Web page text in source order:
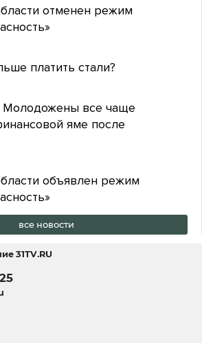
отменен режим
платить стали?
Молодожены все чаще
яме после
объявлен режим
все новости
31TV.RU